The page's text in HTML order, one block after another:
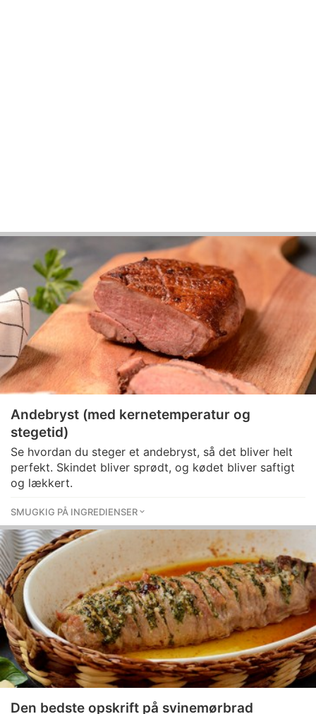
Andebryst (med kernetemperatur og
stegetid)
Se hvordan du steger et andebryst, så det bliver helt
perfekt. Skindet bliver sprødt, og kødet bliver saftigt
og lækkert.
SMUGKIG PÅ INGREDIENSER
Den bedste opskrift på svinemørbrad